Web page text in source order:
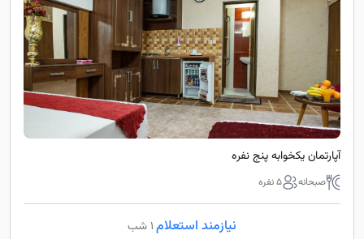
آپارتمان یکخوابه پنج نفره
صبحانه 5 نفره
نیازمند استعلام1 شب